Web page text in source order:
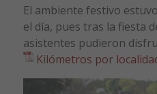
El ambiente festivo
el día, pues tras la fiesta
asistentes pudieron
Kilómetros por